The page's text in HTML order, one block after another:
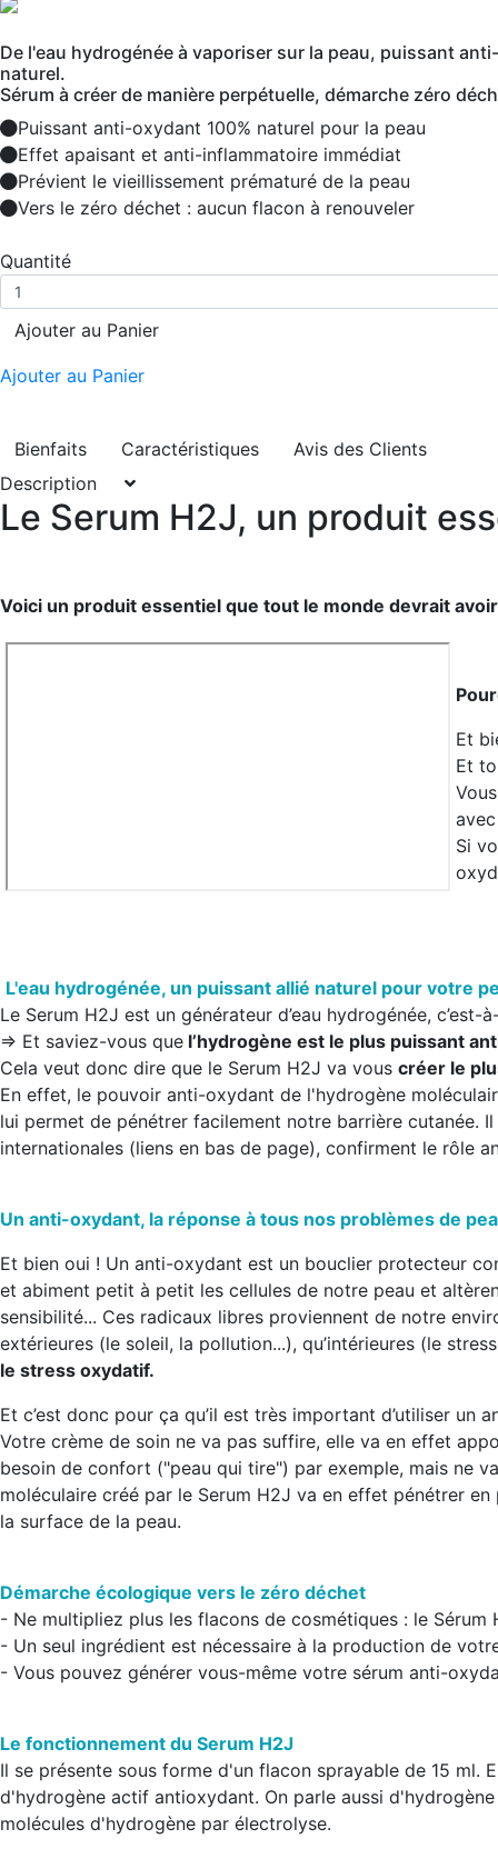
De l'eau hydrogénée à vaporiser sur la peau, puissant
naturel.
Sérum à créer de manière perpétuelle, démarche zéro
Puissant anti-oxydant 100% naturel pour la peau
Effet apaisant et anti-inflammatoire immédiat
Prévient le vieillissement prématuré de la peau
Vers le zéro déchet : aucun flacon à renouveler
Quantité
Ajouter au Panier
Ajouter au Panier
Bienfaits Caractéristiques
Avis des Clients
Description
Le Serum H2J, un produit
Voici un produit essentiel que tout le monde devrait
Et
Et
Si
L'eau hydrogénée, un puissant allié naturel pour votre
Le Serum H2J est un générateur d’eau hydrogénée,
=> Et saviez-vous que l’hydrogène est le plus puissant
Cela veut donc dire que le Serum H2J va vous créer le
En effet, le pouvoir anti-oxydant de l'hydrogène
lui permet de pénétrer facilement notre barrière cutanée.
internationales (liens en bas de page), confirment le rôle
Un anti-oxydant, la réponse à tous nos problèmes de
Et bien oui ! Un anti-oxydant est un bouclier protecteur
et abiment petit à petit les cellules de notre peau et
sensibilité... Ces radicaux libres proviennent de notre
extérieures (le soleil, la pollution...), qu’intérieures (le
le stress oxydatif.
Et c’est donc pour ça qu’il est très important d’utiliser un
Votre crème de soin ne va pas suffire, elle va en effet
besoin de confort ("peau qui tire") par exemple, mais ne
moléculaire créé par le Serum H2J va en effet pénétrer
la surface de la peau.
Démarche écologique vers le zéro déchet
- Ne multipliez plus les flacons de cosmétiques : le
- Un seul ingrédient est nécessaire à la production de
- Vous pouvez générer vous-même votre sérum anti-
Le fonctionnement du Serum H2J
Il se présente sous forme d'un flacon sprayable de 15 ml.
d'hydrogène actif antioxydant. On parle aussi
molécules d'hydrogène par électrolyse.